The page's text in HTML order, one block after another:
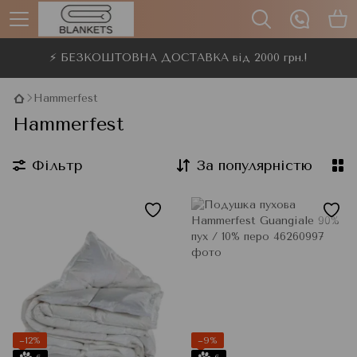
⚡ БЕЗКОШТОВНА ДОСТАВКА від 2000 грн.!
Hammerfest
Hammerfest
Фільтр За популярністю
−12%
−9%